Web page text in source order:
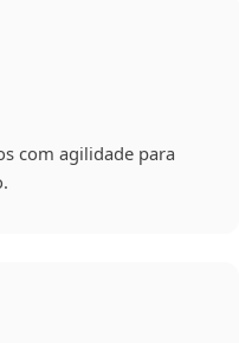
com agilidade para